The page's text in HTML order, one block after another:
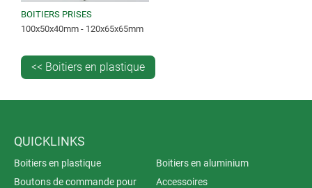
BOITIERS PRISES
100x50x40mm - 120x65x65mm
<< Boitiers en plastique
QUICKLINKS
Boitiers en plastique
Boitiers en aluminium
Boutons de commande pour
Accessoires